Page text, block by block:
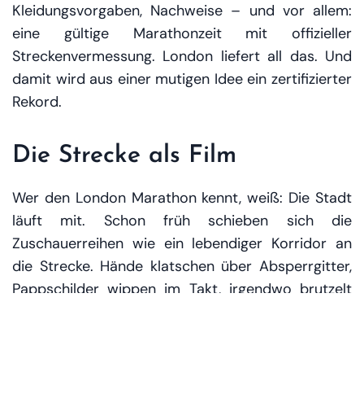
Kleidungsvorgaben, Nachweise – und vor allem:
eine gültige Marathonzeit mit offizieller
Streckenvermessung. London liefert all das. Und
damit wird aus einer mutigen Idee ein zertifizierter
Rekord.
Die Strecke als Film
Wer den London Marathon kennt, weiß: Die Stadt
läuft mit. Schon früh schieben sich die
Zuschauerreihen wie ein lebendiger Korridor an
die Strecke. Hände klatschen über Absperrgitter,
Pappschilder wippen im Takt, irgendwo brutzelt